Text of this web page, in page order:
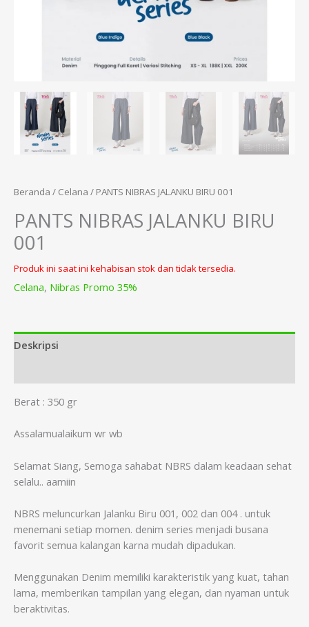
Beranda / Celana / PANTS NIBRAS JALANKU BIRU 001
PANTS NIBRAS JALANKU BIRU
001
Produk ini saat ini kehabisan stok dan tidak tersedia.
Celana, Nibras Promo 35%
Deskripsi
Berat : 350 gr
Assalamualaikum wr wb
Selamat Siang, Semoga sahabat NBRS dalam keadaan sehat
selalu.. aamiin
NBRS meluncurkan Jalanku Biru 001, 002 dan 004 . untuk
menemani setiap momen. denim series menjadi busana
favorit semua kalangan karna mudah dipadukan.
Menggunakan Denim memiliki karakteristik yang kuat, tahan
lama, memberikan tampilan yang elegan, dan nyaman untuk
beraktivitas.